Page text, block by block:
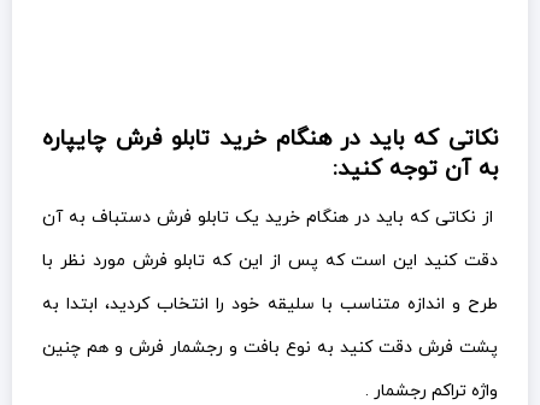
نکاتی که باید در هنگام خرید تابلو فرش چایپاره
به آن توجه کنید:
از نکاتی که باید در هنگام خرید یک تابلو فرش دستباف به آن
دقت کنید این است که پس از این که تابلو فرش مورد نظر با
طرح و اندازه متناسب با سلیقه خود را انتخاب کردید، ابتدا به
پشت فرش دقت کنید به نوع بافت و رجشمار فرش و هم چنین
واژه تراکم رجشمار .